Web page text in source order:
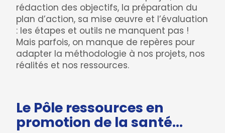
rédaction des objectifs, la préparation du
plan d’action, sa mise œuvre et l’évaluation
: les étapes et outils ne manquent pas !
Mais parfois, on manque de repères pour
adapter la méthodologie à nos projets, nos
réalités et nos ressources.
Le Pôle ressources en
promotion de la santé…